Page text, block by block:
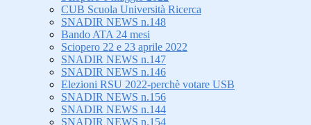
CUB Scuola Università Ricerca
SNADIR NEWS n.148
Bando ATA 24 mesi
Sciopero 22 e 23 aprile 2022
SNADIR NEWS n.147
SNADIR NEWS n.146
Elezioni RSU 2022-perchè votare USB
SNADIR NEWS n.156
SNADIR NEWS n.144
SNADIR NEWS n.154